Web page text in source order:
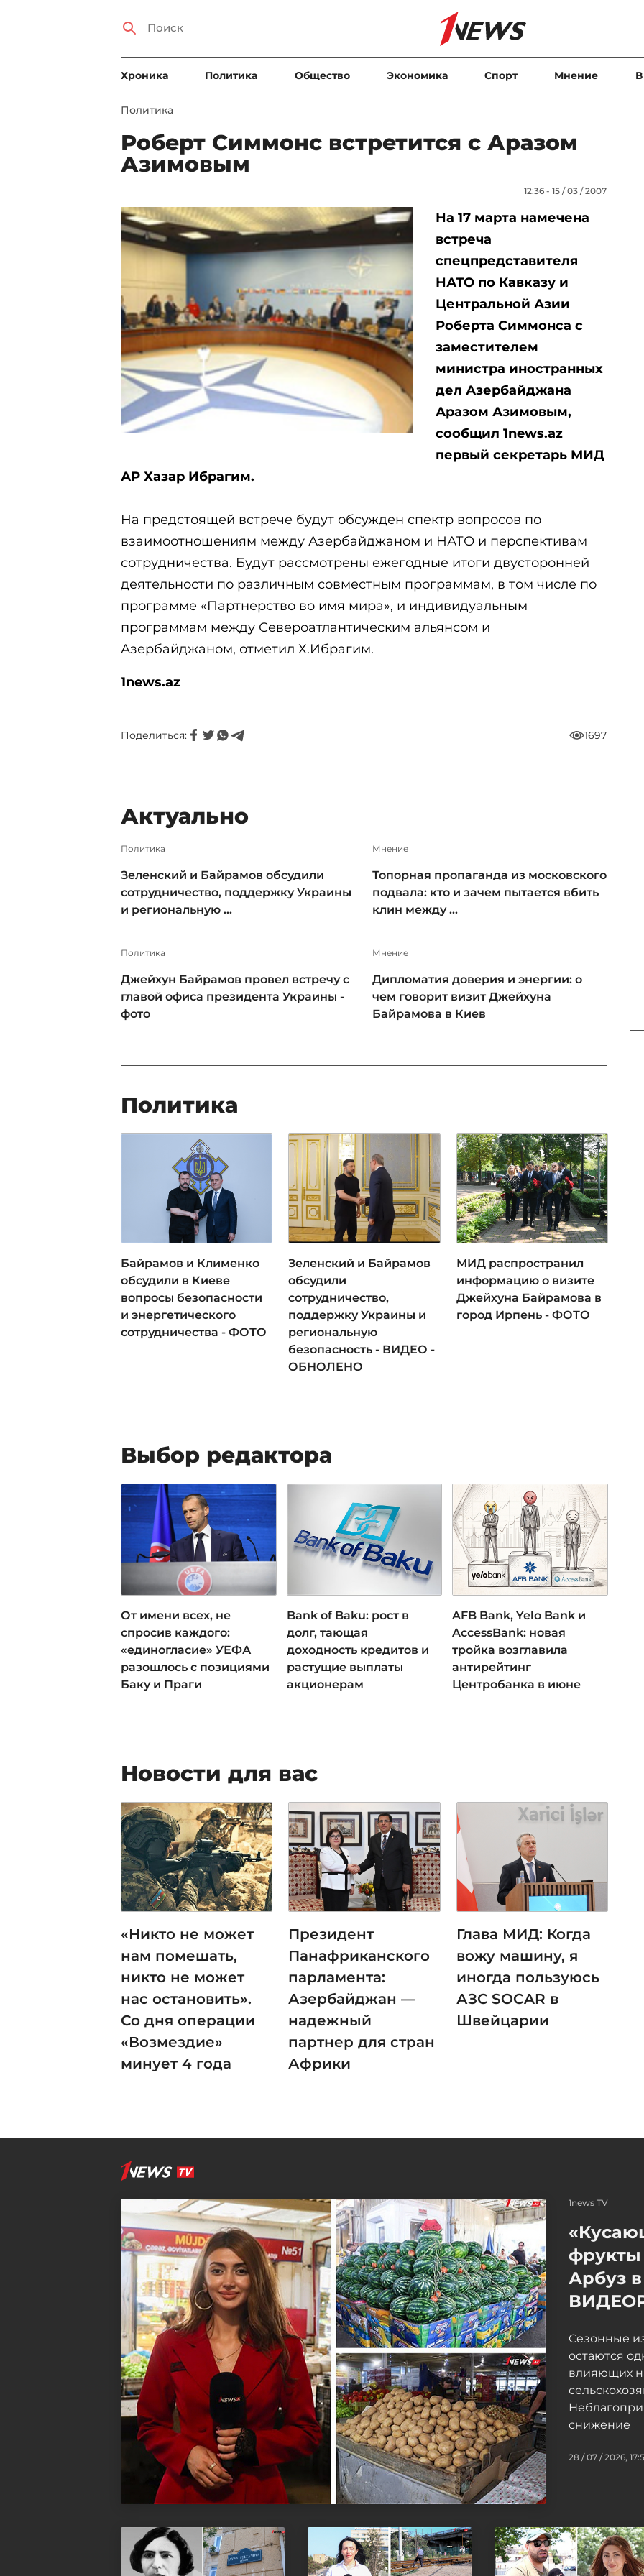
Xроника Политика Общество Экономика Спорт Мнение
Политика
Роберт Симмонс встретится с Аразом
Азимовым
12:36 - 15 / 03 / 2007
На 17 марта намечена
встреча
спецпредставителя
НАТО по Кавказу и
Центральной Азии
Роберта Симмонса с
заместителем
министра иностранных
дел Азербайджана
Аразом Азимовым,
сообщил 1news.az
первый секретарь МИД
АР Хазар Ибрагим.
На предстоящей встрече будут обсужден спектр вопросов по
взаимоотношениям между Азербайджаном и НАТО и перспективам
сотрудничества. Будут рассмотрены ежегодные итоги двусторонней
деятельности по различным совместным программам, в том числе по
программе «Партнерство во имя мира», и индивидуальным
программам между Североатлантическим альянсом и
Азербайджаном, отметил Х.Ибрагим.
1news.az
Поделиться: 1697
Актуально
Политика
Зеленский и Байрамов обсудили
сотрудничество, поддержку Украины
и региональную ...
Мнение
Топорная пропаганда из московского
подвала: кто и зачем пытается вбить
клин между ...
Политика
Джейхун Байрамов провел встречу с
главой офиса президента Украины -
фото
Мнение
Дипломатия доверия и энергии: о
чем говорит визит Джейхуна
Байрамова в Киев
Политика
Байрамов и Клименко
обсудили в Киеве
вопросы безопасности
и энергетического
сотрудничества - ФОТО
Зеленский и Байрамов
обсудили
сотрудничество,
поддержку Украины и
региональную
безопасность - ВИДЕО -
ОБНОЛЕНО
МИД распространил
информацию о визите
Джейхуна Байрамова в
город Ирпень - ФОТО
Выбор редактора
От имени всех, не
спросив каждого:
«единогласие» УЕФА
разошлось с позициями
Баку и Праги
Bank of Baku: рост в
долг, тающая
доходность кредитов и
растущие выплаты
акционерам
AFB Bank, Yelo Bank и
AccessBank: новая
тройка возглавила
антирейтинг
Центробанка в июне
Новости для вас
«Никто не может
нам помешать,
никто не может
нас остановить».
Со дня операции
«Возмездие»
минует 4 года
Президент
Панафриканского
парламента:
Азербайджан —
надежный
партнер для стран
Африки
Глава МИД: Когда
вожу машину, я
иногда пользуюсь
АЗС SOCAR в
Швейцарии
1news TV
Арбуз
Сезонные
остаются
влияющих
снижение
28 / 07 / 2026,